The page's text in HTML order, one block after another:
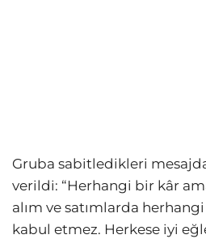
Gruba sabitledikleri
verildi: “Herhangi bir kâr
alım ve satımlarda
kabul etmez. Herkese iyi